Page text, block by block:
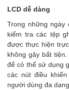
LCD dễ dàng
Trong những ngày
kiểm tra các tệp
được thực hiện
không gây bất
để có thể sử dụng
các nút điều
người dùng đa